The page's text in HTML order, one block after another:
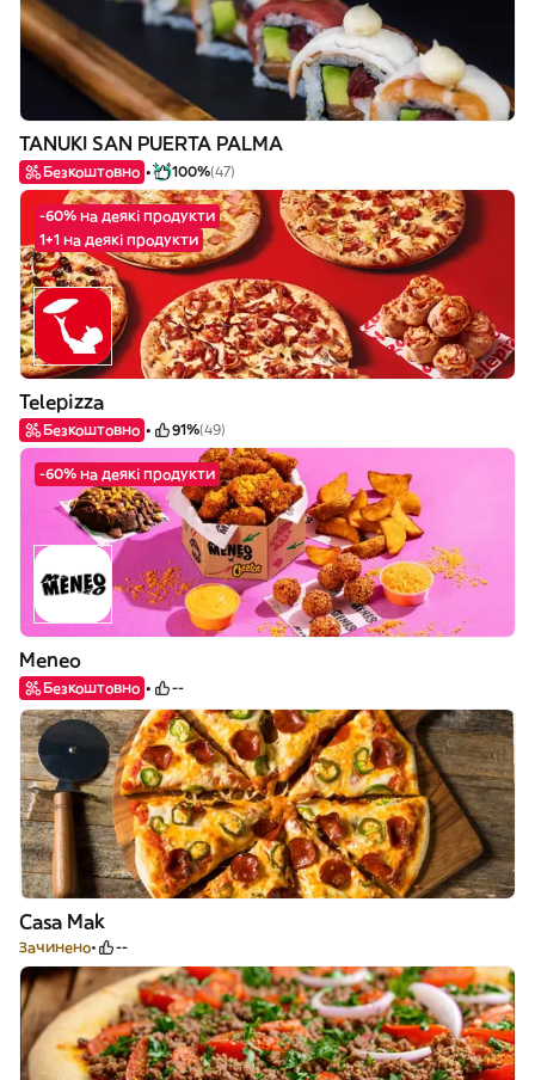
TANUKI SAN PUERTA PALMA
Безкоштовно 100%(47)
-60% на деякі продукти
1+1 на деякі продукти
Telepizza
Безкоштовно 91%(49)
-60% на деякі продукти
Meneo
Безкоштовно --
Casa Mak
Зачинено --